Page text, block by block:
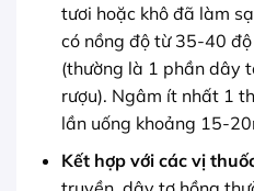
tươi hoặc khô đã làm
có nồng độ từ 35-40
(thường là 1 phần dây
rượu). Ngâm ít nhất 1
lần uống khoảng 15-
Kết hợp với các vị